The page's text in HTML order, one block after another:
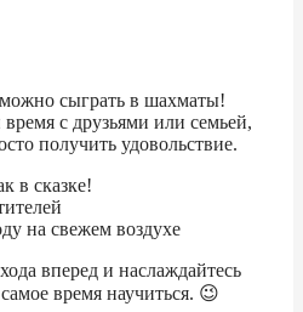
сыграть в шахматы!
с друзьями или семьей,
получить удовольствие.
в сказке!
на свежем воздухе
вперед и наслаждайтесь
время научиться. 😉